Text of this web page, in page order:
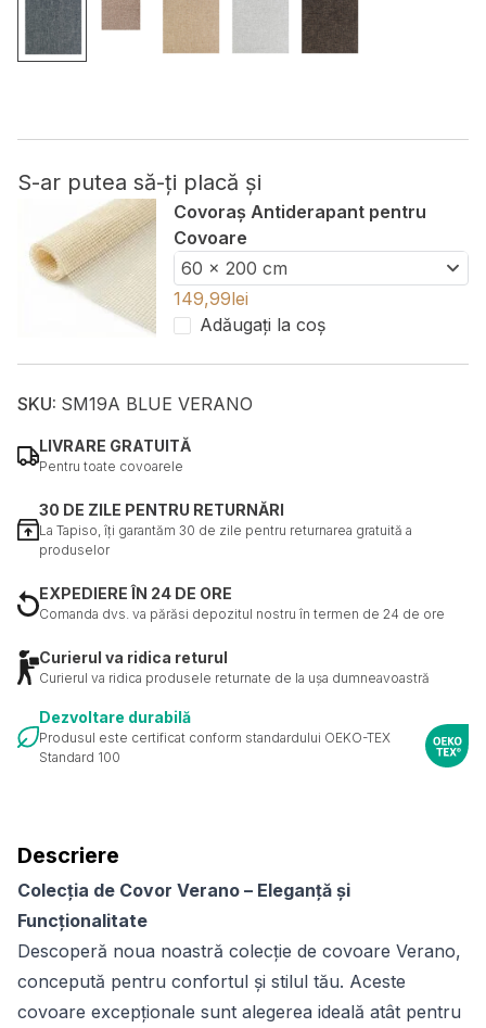
Descriere
Colecția de Covor Verano – Eleganță și
Funcționalitate
Descoperă noua noastră colecție de covoare Verano,
concepută pentru confortul și stilul tău. Aceste
covoare excepționale sunt alegerea ideală atât pentru
S-ar putea să-ți placă și
Covoraș Antiderapant pentru
Covoare
60 x 200 cm
149,99lei
Adăugați la coș
SKU: SM19A BLUE VERANO
LIVRARE GRATUITĂ
Pentru toate covoarele
30 DE ZILE PENTRU RETURNĂRI
La Tapiso, îți garantăm 30 de zile pentru returnarea gratuită a
produselor
EXPEDIERE ÎN 24 DE ORE
Comanda dvs. va părăsi depozitul nostru în termen de 24 de ore
Curierul va ridica returul
Curierul va ridica produsele returnate de la ușa dumneavoastră
Dezvoltare durabilă
Produsul este certificat conform standardului OEKO-TEX
Standard 100
Cookie-urile neclasificate sunt cookie-uri aflate în proces
de clasificare, împreună cu furnizorii fiecărei cookie.
Acceptă toate